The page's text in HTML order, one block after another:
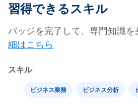
習得できるスキル
バッジを完了して、専門知識を
細はこちら
スキル
ビジネス業務 ビジネス分析